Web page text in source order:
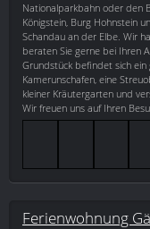
Nationalparkbahn oder den
Königstein, Burg Hohnstein
Schandau an der Elbe. Wir
beraten Sie gerne bei Ihren
Grundstück befindet sich
Kamerunschafen, eine
kleiner Kräutergarten und
Wir freuen uns auf Ihren
Ferienwohnung